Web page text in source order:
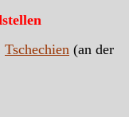
Tschechien (an der